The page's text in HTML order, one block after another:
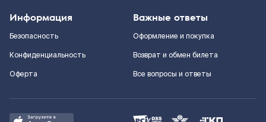
Информация
Безопасность
Конфиденциальность
Оферта
Важные ответы
Оформление и покупка
Возврат и обмен билета
Все вопросы и ответы